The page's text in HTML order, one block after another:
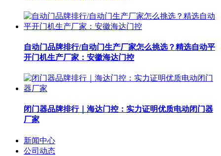
自动门品牌排行/自动门生产厂家怎么挑选？精选自动平
开门机生产厂家：安徽海达门控
闭门器品牌排行｜海达门控：实力证明优质电动闭门器
厂家
新闻中心
公司动态